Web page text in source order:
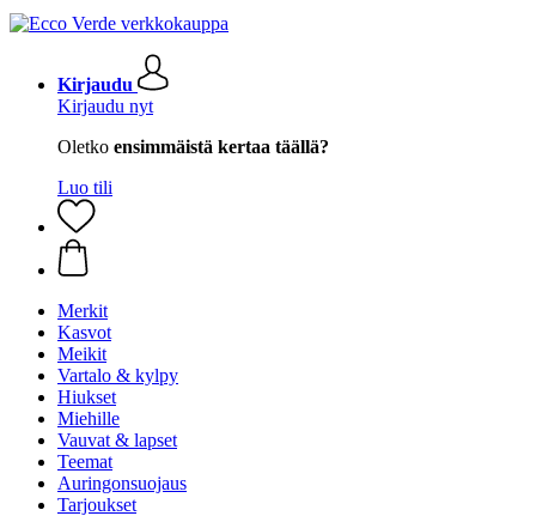
Kirjaudu
Kirjaudu nyt
Oletko ensimmäistä kertaa täällä?
Luo tili
Merkit
Kasvot
Meikit
Vartalo & kylpy
Hiukset
Miehille
Vauvat & lapset
Teemat
Auringonsuojaus
Tarjoukset